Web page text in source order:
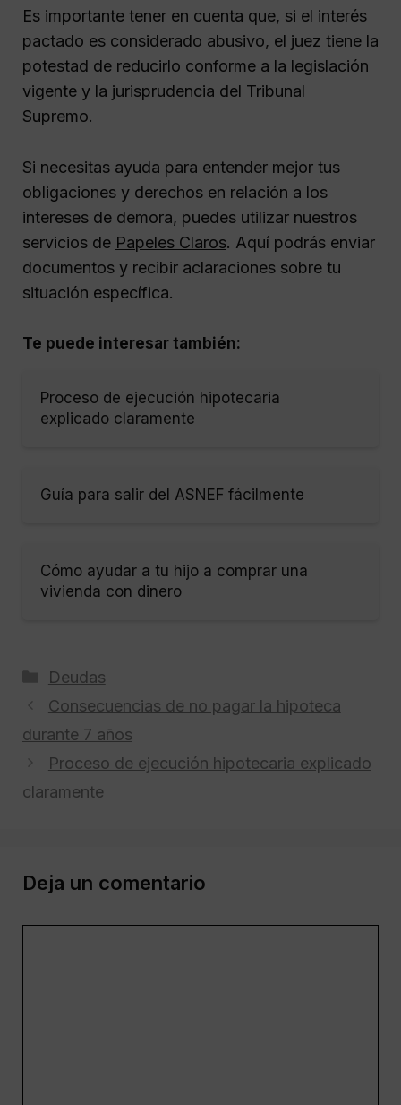
Es importante tener en cuenta que, si el interés
pactado es considerado abusivo, el juez tiene la
potestad de reducirlo conforme a la legislación
vigente y la jurisprudencia del Tribunal
Supremo.
Si necesitas ayuda para entender mejor tus
obligaciones y derechos en relación a los
intereses de demora, puedes utilizar nuestros
servicios de Papeles Claros. Aquí podrás enviar
documentos y recibir aclaraciones sobre tu
situación específica.
Te puede interesar también:
Proceso de ejecución hipotecaria
explicado claramente
Guía para salir del ASNEF fácilmente
Cómo ayudar a tu hijo a comprar una
vivienda con dinero
Categorías
Deudas
Consecuencias de no pagar la hipoteca
durante 7 años
Proceso de ejecución hipotecaria explicado
claramente
Deja un comentario